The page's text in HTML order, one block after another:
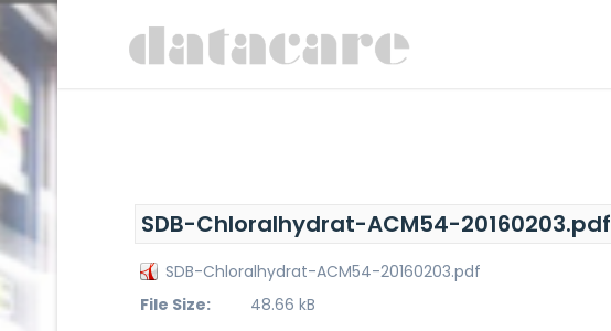
SDB-Chloralhydrat-ACM54-20160203.pdf
SDB-Chloralhydrat-ACM54-20160203.pdf
File Size:
48.66 kB